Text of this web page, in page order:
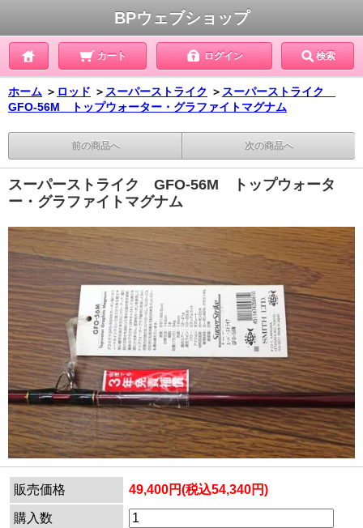
BPウェブショップ
カート ログイン 検索
ホーム ＞ ロッド ＞ スーパーストライク ＞ スーパーストライク
GFO-56M トップウォーター・グラファイトマグナム
前の商品へ 次の商品へ
スーパーストライク GFO-56M トップウォータ
ー・グラファイトマグナム
販売価格 49,400円(税込54,340円)
購入数